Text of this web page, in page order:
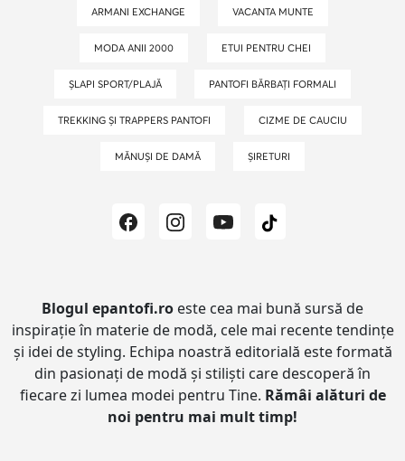
ARMANI EXCHANGE VACANTA MUNTE
MODA ANII 2000 ETUI PENTRU CHEI
ȘLAPI SPORT/PLAJĂ PANTOFI BĂRBAȚI FORMALI
TREKKING ȘI TRAPPERS PANTOFI CIZME DE CAUCIU
MĂNUȘI DE DAMĂ ȘIRETURI
Blogul epantofi.ro este cea mai bună sursă de
inspirație în materie de modă, cele mai recente tendințe
și idei de styling. Echipa noastră editorială este formată
din pasionați de modă și stiliști care descoperă în
fiecare zi lumea modei pentru Tine. Rămâi alături de
noi pentru mai mult timp!